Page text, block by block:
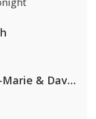
Clean Bandit, Anne-Marie & David Guetta